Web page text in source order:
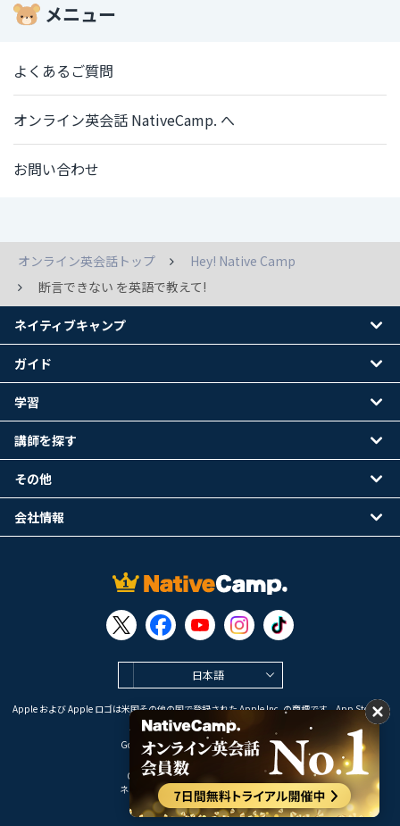
メニュー
よくあるご質問
オンライン英会話 NativeCamp. へ
お問い合わせ
オンライン英会話トップ
Hey! Native Camp
断言できない を英語で教えて!
日本語
Apple および Apple ロゴは米国その他の国で登録された Apple Inc. の商標です。App Store は
Apple Inc. のサービスマークです。
Google Play は Google LLC の商標です。
Copyright © 2026 オンライン英会話
ネイティブキャンプ All Rights Reserved.
ネイティブキャンプ
ガイド
学習
講師を探す
その他
会社情報